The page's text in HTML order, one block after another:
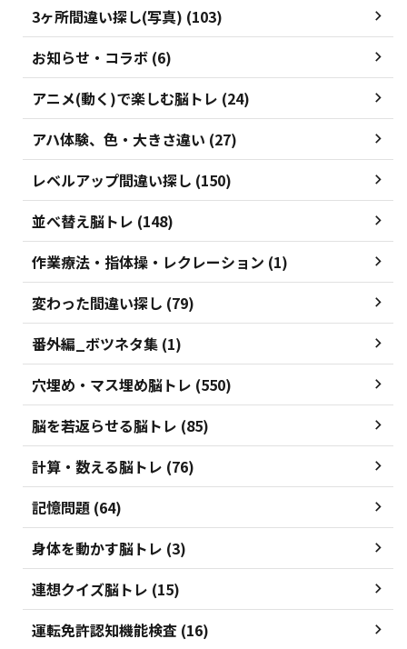
3ヶ所間違い探し(写真) (103)
お知らせ・コラボ (6)
アニメ(動く)で楽しむ脳トレ (24)
アハ体験、色・大きさ違い (27)
レベルアップ間違い探し (150)
並べ替え脳トレ (148)
作業療法・指体操・レクレーション (1)
変わった間違い探し (79)
番外編_ボツネタ集 (1)
穴埋め・マス埋め脳トレ (550)
脳を若返らせる脳トレ (85)
計算・数える脳トレ (76)
記憶問題 (64)
身体を動かす脳トレ (3)
連想クイズ脳トレ (15)
運転免許認知機能検査 (16)